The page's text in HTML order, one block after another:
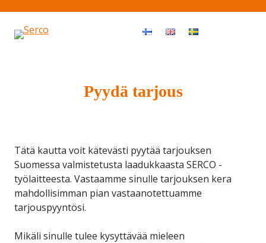
Pyydä tarjous
Tätä kautta voit kätevästi pyytää tarjouksen
Suomessa valmistetusta laadukkaasta SERCO -
työlaitteesta. Vastaamme sinulle tarjouksen kera
mahdollisimman pian vastaanotettuamme
tarjouspyyntösi.
Mikäli sinulle tulee kysyttävää mieleen